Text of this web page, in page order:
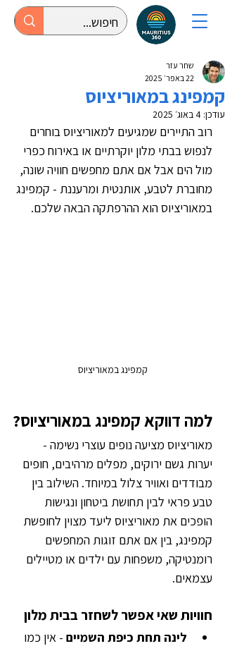
קמפינג במאוריציוס
שחר עזר
22 באפר׳ 2025
עודכן: 4 באוג׳ 2025
רוב התיירים שמגיעים למאוריציוס בוחרים
לנפוש בבתי מלון יוקרתיים או באירוח כפרי
מול הים אבל אם אתם מחפשים חוויה שונה,
מחוברת לטבע, אותנטית ומרעננת - קמפינג
במאוריציוס הוא ההרפתקה הבאה שלכם.
קמפינג במאוריציוס
למה דווקא קמפינג במאוריציוס?
מאוריציוס מציעה נופים עוצרי נשימה -
יערות גשם ירוקים, מפלים מרהיבים, חופים
מבודדים ואוויר צלול במיוחד. השילוב בין
טבע פראי לבין תחושת ביטחון ונגישות
הופכים את מאוריציוס ליעד מצוין לחופשת
קמפינג, בין אם אתם זוגות המחפשים
רומנטיקה, משפחות עם ילדים או מטיילים
עצמאים.
חוויות שאי אפשר לשחזר בבית מלון
לינה תחת כיפת השמיים - אין כמו